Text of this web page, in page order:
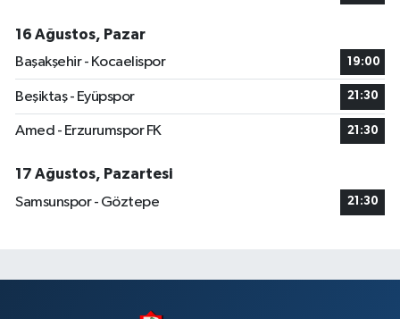
16 Ağustos, Pazar
Başakşehir - Kocaelispor
19:00
Beşiktaş - Eyüpspor 21:30
Amed - Erzurumspor FK 21:30
17 Ağustos, Pazartesi
Samsunspor - Göztepe
21:30